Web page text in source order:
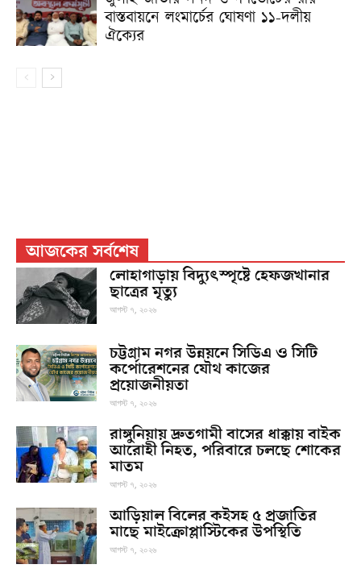
বাস্তবায়নে লংমার্চের ঘোষণা ১১-দলীয়
ঐক্যের
আজকের সর্বশেষ
লোহাগাড়ায় বিদ্যুৎস্পৃষ্টে হেফজখানার
ছাত্রের মৃত্যু
আগস্ট ৭, ২০২৬
চট্টগ্রাম নগর উন্নয়নে সিডিএ ও সিটি
কর্পোরেশনের যৌথ কাজের
প্রয়োজনীয়তা
আগস্ট ৭, ২০২৬
রাঙ্গুনিয়ায় দ্রুতগামী বাসের ধাক্কায় বাইক
আরোহী নিহত, পরিবারে চলছে শোকের
মাতম
আগস্ট ৭, ২০২৬
আড়িয়াল বিলের কইসহ ৫ প্রজাতির
মাছে মাইক্রোপ্লাস্টিকের উপস্থিতি
আগস্ট ৭, ২০২৬